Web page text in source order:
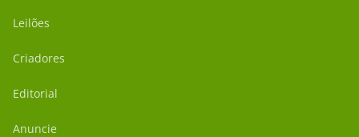
Leilões
Criadores
Editorial
Anuncie